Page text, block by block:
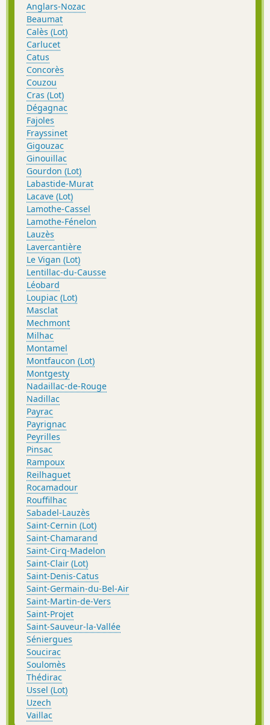
Anglars-Nozac
Beaumat
Calès (Lot)
Carlucet
Catus
Concorès
Couzou
Cras (Lot)
Dégagnac
Fajoles
Frayssinet
Gigouzac
Ginouillac
Gourdon (Lot)
Labastide-Murat
Lacave (Lot)
Lamothe-Cassel
Lamothe-Fénelon
Lauzès
Lavercantière
Le Vigan (Lot)
Lentillac-du-Causse
Léobard
Loupiac (Lot)
Masclat
Mechmont
Milhac
Montamel
Montfaucon (Lot)
Montgesty
Nadaillac-de-Rouge
Nadillac
Payrac
Payrignac
Peyrilles
Pinsac
Rampoux
Reilhaguet
Rocamadour
Rouffilhac
Sabadel-Lauzès
Saint-Cernin (Lot)
Saint-Chamarand
Saint-Cirq-Madelon
Saint-Clair (Lot)
Saint-Denis-Catus
Saint-Germain-du-Bel-Air
Saint-Martin-de-Vers
Saint-Projet
Saint-Sauveur-la-Vallée
Séniergues
Soucirac
Soulomès
Thédirac
Ussel (Lot)
Uzech
Vaillac